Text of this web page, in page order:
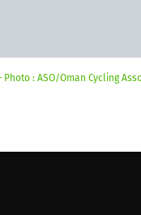
: ASO/Oman Cycling